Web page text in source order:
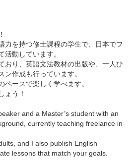
力を持つ修士課程の学生で、日本でフ
活動しています。
おり、英語文法教材の出版や、一人ひ
ン作成も行っています。
ペースで楽しく学べます。
ょう！
and a Master’s student with an
currently teaching freelance in
and I also publish English
lessons that match your goals.